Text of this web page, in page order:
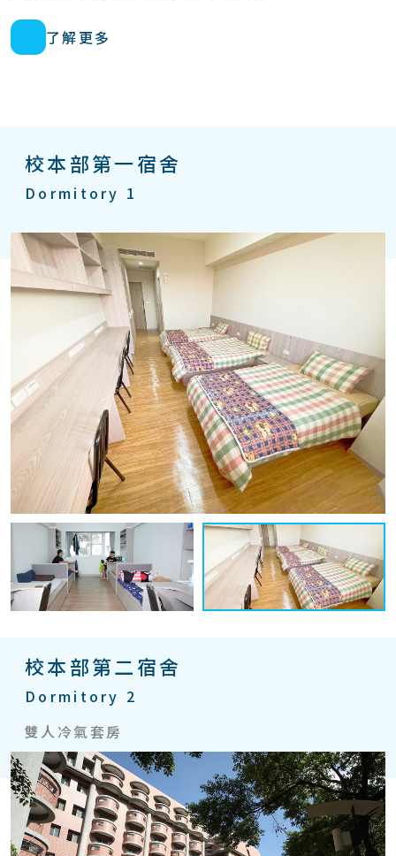
了解更多
校本部第一宿舍
Dormitory 1
校本部第二宿舍
Dormitory 2
雙人冷氣套房